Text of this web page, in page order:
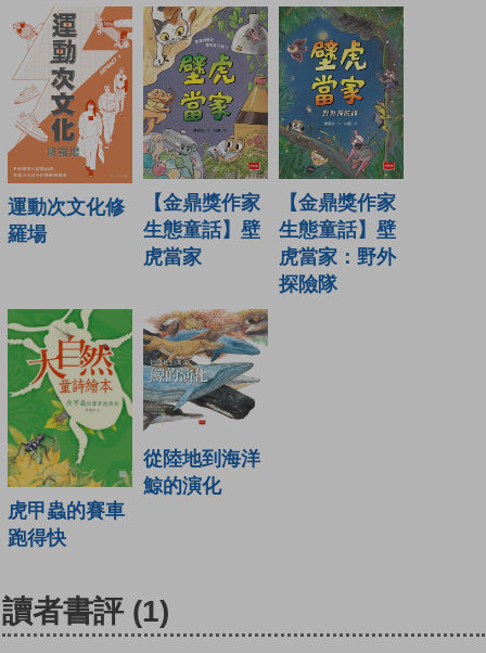
運動次文化修
羅場
【金鼎獎作家
生態童話】壁
虎當家
【金鼎獎作家
生態童話】壁
虎當家：野外
探險隊
虎甲蟲的賽車
跑得快
從陸地到海洋
鯨的演化
讀者書評 (1)